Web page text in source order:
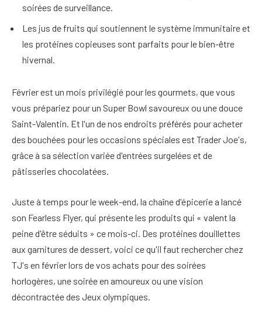
soirées de surveillance.
Les jus de fruits qui soutiennent le système immunitaire et
les protéines copieuses sont parfaits pour le bien-être
hivernal.
Février est un mois privilégié pour les gourmets, que vous
vous prépariez pour un Super Bowl savoureux ou une douce
Saint-Valentin. Et l'un de nos endroits préférés pour acheter
des bouchées pour les occasions spéciales est Trader Joe's,
grâce à sa sélection variée d'entrées surgelées et de
pâtisseries chocolatées.
Juste à temps pour le week-end, la chaîne d'épicerie a lancé
son Fearless Flyer, qui présente les produits qui « valent la
peine d'être séduits » ce mois-ci. Des protéines douillettes
aux garnitures de dessert, voici ce qu'il faut rechercher chez
TJ's en février lors de vos achats pour des soirées
horlogères, une soirée en amoureux ou une vision
décontractée des Jeux olympiques.